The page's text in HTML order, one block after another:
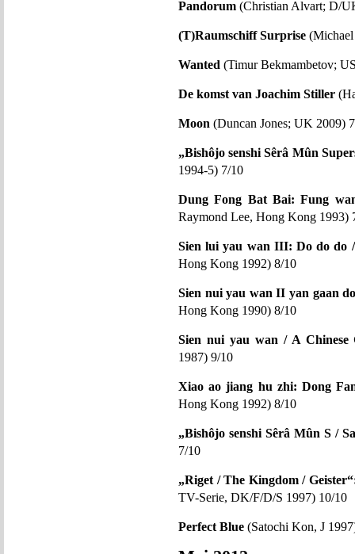
Pandorum (Christian Alvart; D/
(T)Raumschiff Surprise
Wanted (Timur Bekmambetov;
De komst van Joachim Stiller
Moon (Duncan Jones; UK 2009)
„Bishôjo senshi Sêrâ Mûn
1994-5) 7/10
Dung Fong Bat Bai: Fung
Raymond Lee, Hong Kong 1993)
Sien lui yau wan III: Do do do
Hong Kong 1992) 8/10
Sien nui yau wan II yan gaan
Hong Kong 1990) 8/10
Sien nui yau wan / A Chinese
1987) 9/10
Xiao ao jiang hu zhi: Dong
Hong Kong 1992) 8/10
„Bishôjo senshi Sêrâ Mûn S /
7/10
„Riget / The Kingdom /
TV-Serie, DK/F/D/S 1997) 10/10
Perfect Blue (Satochi Kon, J